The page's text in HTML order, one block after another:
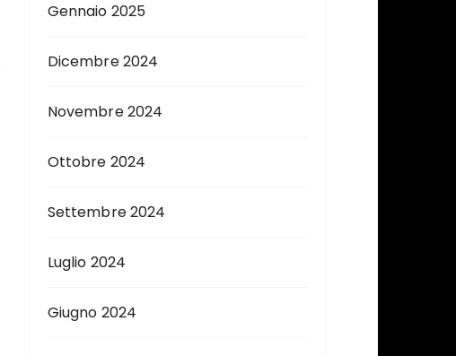
Gennaio 2025
Dicembre 2024
Novembre 2024
Ottobre 2024
Settembre 2024
Luglio 2024
Giugno 2024